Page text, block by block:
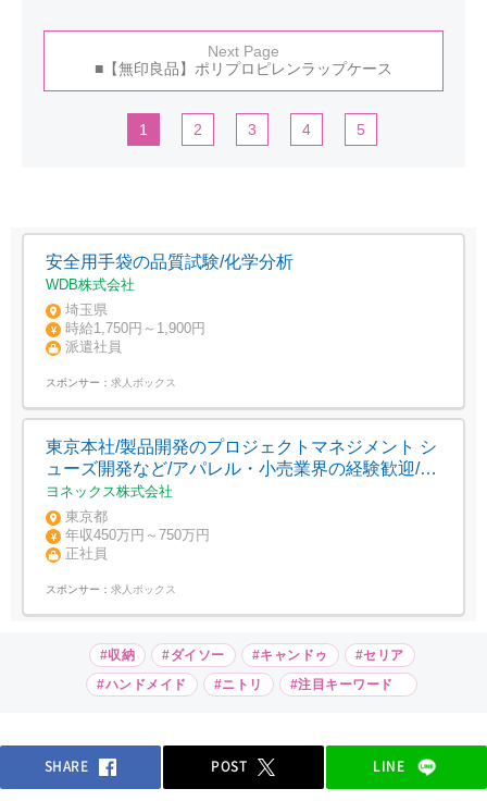
Next Page
■【無印良品】ポリプロピレンラップケース
1 2 3 4 5
安全用手袋の品質試験/化学分析
WDB株式会社
埼玉県
時給1,750円～1,900円
派遣社員
スポンサー： 求人ボックス
東京本社/製品開発のプロジェクトマネジメント シ
ューズ開発など/アパレル・小売業界の経験歓迎/生
産管理
ヨネックス株式会社
東京都
年収450万円～750万円
正社員
スポンサー： 求人ボックス
#収納 #ダイソー #キャンドゥ
#セリア
#ハンドメイド
#ニトリ #注目キーワード
SHARE POST LINE